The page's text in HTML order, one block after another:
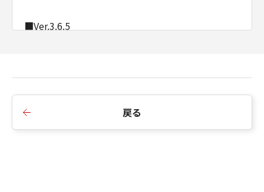
■Ver.3.6.5
されました。
2.新元号に、正式対応されました。
戻る